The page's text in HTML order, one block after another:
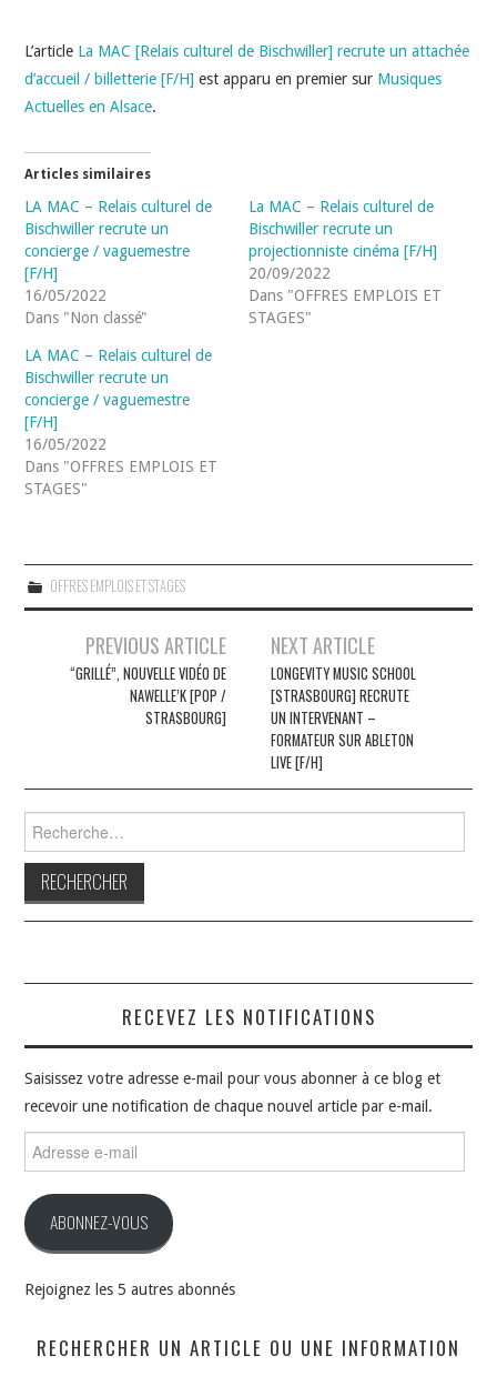
L’article La MAC [Relais culturel de Bischwiller] recrute un attachée
d’accueil / billetterie [F/H] est apparu en premier sur Musiques
Actuelles en Alsace.
Articles similaires
LA MAC – Relais culturel de
Bischwiller recrute un
concierge / vaguemestre
[F/H]
16/05/2022
Dans "Non classé"
La MAC – Relais culturel de
Bischwiller recrute un
projectionniste cinéma [F/H]
20/09/2022
Dans "OFFRES EMPLOIS ET
STAGES"
LA MAC – Relais culturel de
Bischwiller recrute un
concierge / vaguemestre
[F/H]
16/05/2022
Dans "OFFRES EMPLOIS ET
STAGES"
OFFRES EMPLOIS ET STAGES
NavigationPREVIOUS ARTICLE
“GRILLÉ”, NOUVELLE VIDÉO DE
NAWELLE’K [POP /
STRASBOURG]
NEXT ARTICLE
LONGEVITY MUSIC SCHOOL
[STRASBOURG] RECRUTE
UN INTERVENANT –
FORMATEUR SUR ABLETON
LIVE [F/H]
RECEVEZ LES NOTIFICATIONS
Saisissez votre adresse e-mail pour vous abonner à ce blog et
recevoir une notification de chaque nouvel article par e-mail.
e-
ABONNEZ-VOUS
Rejoignez les 5 autres abonnés
RECHERCHER UN ARTICLE OU UNE INFORMATION